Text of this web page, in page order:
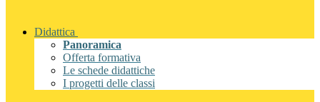
Didattica
Panoramica
Offerta formativa
Le schede didattiche
I progetti delle classi